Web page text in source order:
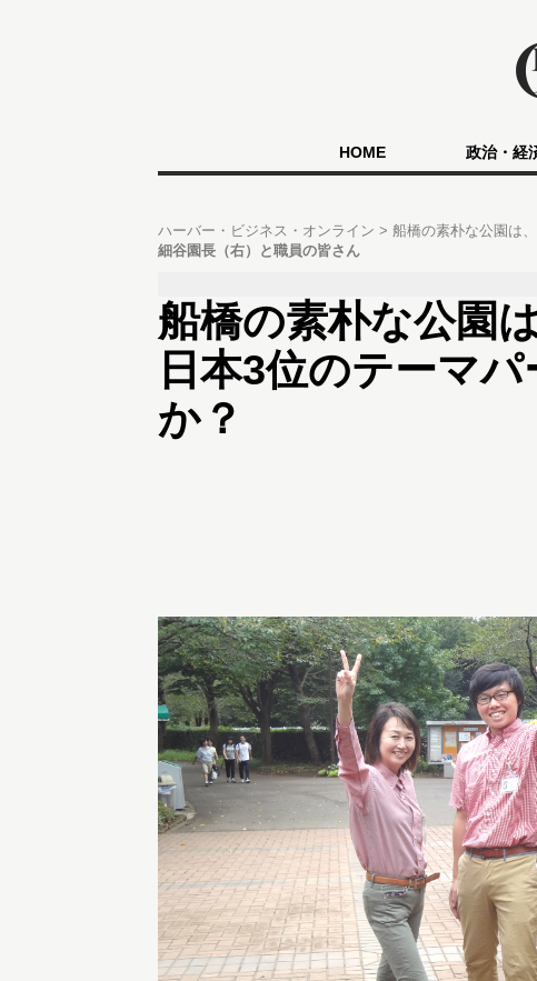
HOME 政治・経
ハーバー・ビジネス・オンライン
船橋の素朴な公園は
細谷園長（右）と職員の皆さん
船橋の素朴な公園
日本3位のテーマ
か？